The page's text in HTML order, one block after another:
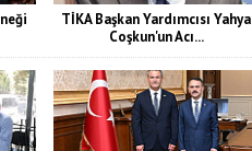
TİKA Başkan Yardımcısı Yahya
Coşkun'un Acı...